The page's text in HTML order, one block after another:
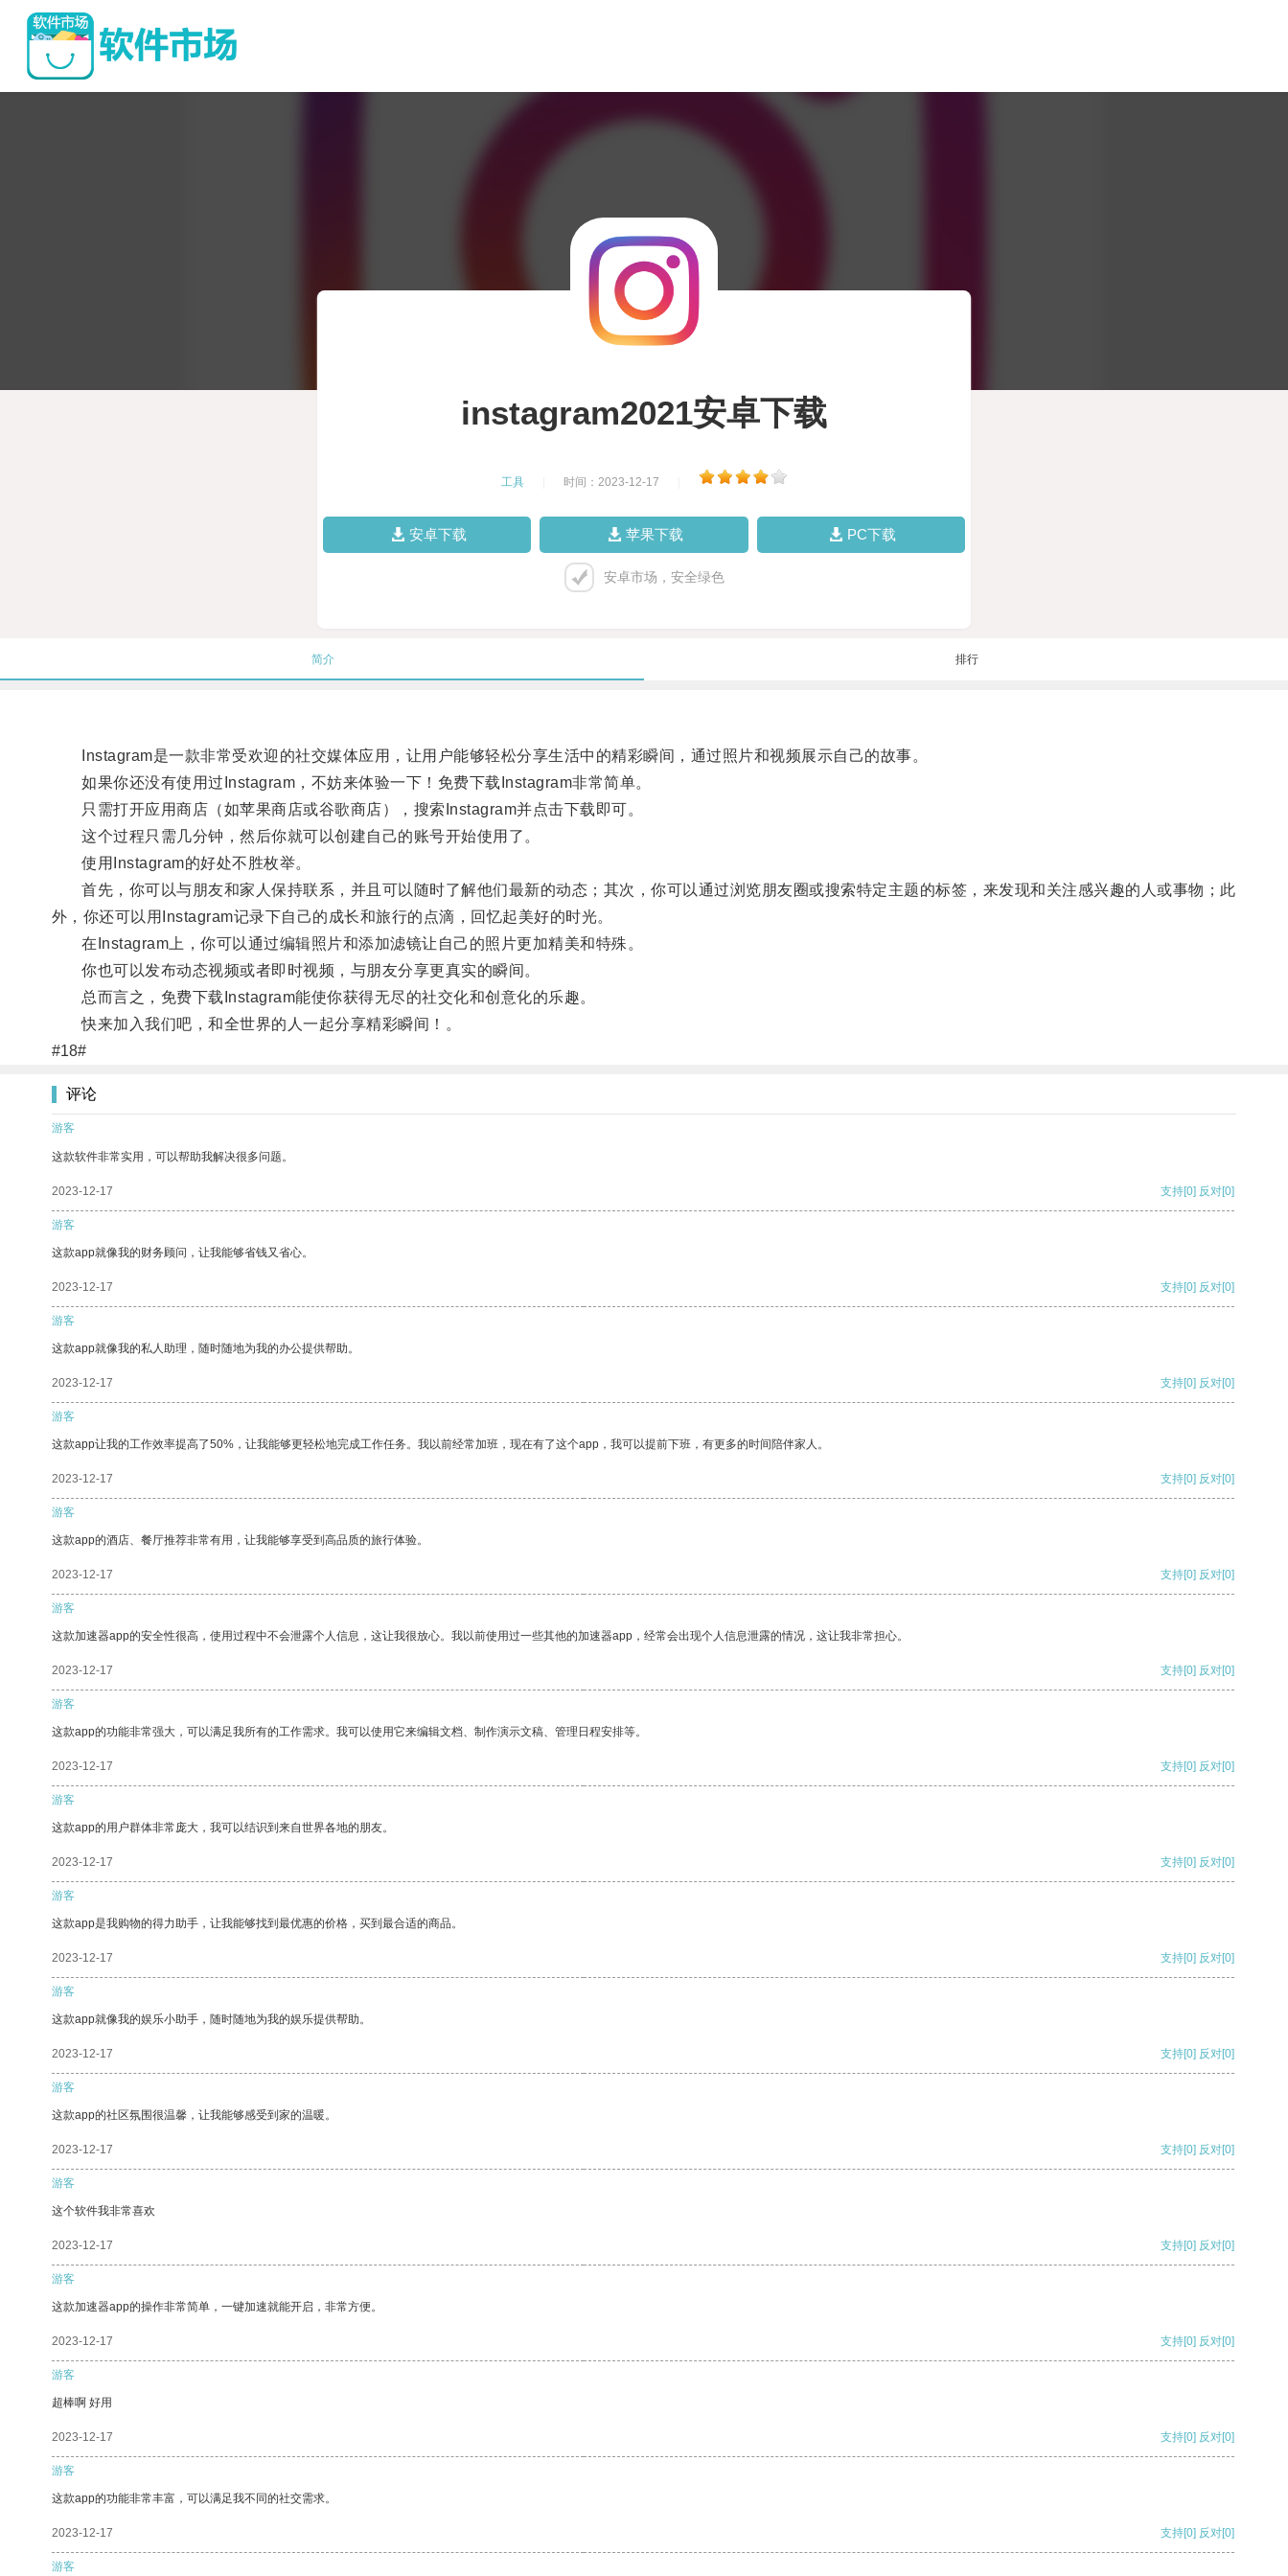
instagram2021安卓下载
工具 时间：2023-12-17
安卓下载 苹果下载 PC下载
安卓市场，安全绿色
简介 排行
Instagram是一款非常受欢迎的社交媒体应用，让用户能够轻松分享生活中的精彩瞬间，通过照片和视频展示自己的故事。
如果你还没有使用过Instagram，不妨来体验一下！免费下载Instagram非常简单。
只需打开应用商店（如苹果商店或谷歌商店），搜索Instagram并点击下载即可。
这个过程只需几分钟，然后你就可以创建自己的账号开始使用了。
使用Instagram的好处不胜枚举。
首先，你可以与朋友和家人保持联系，并且可以随时了解他们最新的动态；其次，你可以通过浏览朋友圈或搜索特定主题的标签，来发现和关注感兴趣的人或事物；此
外，你还可以用Instagram记录下自己的成长和旅行的点滴，回忆起美好的时光。
在Instagram上，你可以通过编辑照片和添加滤镜让自己的照片更加精美和特殊。
你也可以发布动态视频或者即时视频，与朋友分享更真实的瞬间。
总而言之，免费下载Instagram能使你获得无尽的社交化和创意化的乐趣。
快来加入我们吧，和全世界的人一起分享精彩瞬间！。
#18#
评论
游客
这款软件非常实用，可以帮助我解决很多问题。
2023-12-17 支持[0] 反对[0]
游客
这款app就像我的财务顾问，让我能够省钱又省心。
2023-12-17 支持[0] 反对[0]
游客
这款app就像我的私人助理，随时随地为我的办公提供帮助。
2023-12-17 支持[0] 反对[0]
游客
这款app让我的工作效率提高了50%，让我能够更轻松地完成工作任务。我以前经常加班，现在有了这个app，我可以提前下班，有更多的时间陪伴家人。
2023-12-17 支持[0] 反对[0]
游客
这款app的酒店、餐厅推荐非常有用，让我能够享受到高品质的旅行体验。
2023-12-17 支持[0] 反对[0]
游客
这款加速器app的安全性很高，使用过程中不会泄露个人信息，这让我很放心。我以前使用过一些其他的加速器app，经常会出现个人信息泄露的情况，这让我非常担心。
2023-12-17 支持[0] 反对[0]
游客
这款app的功能非常强大，可以满足我所有的工作需求。我可以使用它来编辑文档、制作演示文稿、管理日程安排等。
2023-12-17 支持[0] 反对[0]
游客
这款app的用户群体非常庞大，我可以结识到来自世界各地的朋友。
2023-12-17 支持[0] 反对[0]
游客
这款app是我购物的得力助手，让我能够找到最优惠的价格，买到最合适的商品。
2023-12-17 支持[0] 反对[0]
游客
这款app就像我的娱乐小助手，随时随地为我的娱乐提供帮助。
2023-12-17 支持[0] 反对[0]
游客
这款app的社区氛围很温馨，让我能够感受到家的温暖。
2023-12-17 支持[0] 反对[0]
游客
这个软件我非常喜欢
2023-12-17 支持[0] 反对[0]
游客
这款加速器app的操作非常简单，一键加速就能开启，非常方便。
2023-12-17 支持[0] 反对[0]
游客
超棒啊 好用
2023-12-17 支持[0] 反对[0]
游客
这款app的功能非常丰富，可以满足我不同的社交需求。
2023-12-17 支持[0] 反对[0]
游客